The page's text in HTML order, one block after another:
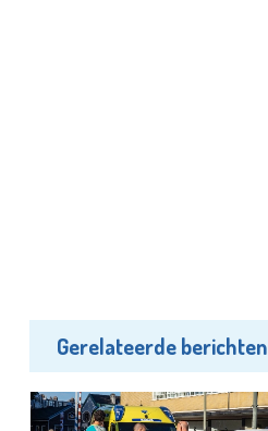
Gerelateerde berichten